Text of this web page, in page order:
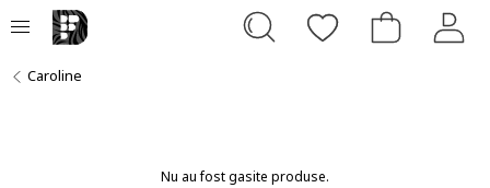
Caroline
Nu au fost gasite produse.